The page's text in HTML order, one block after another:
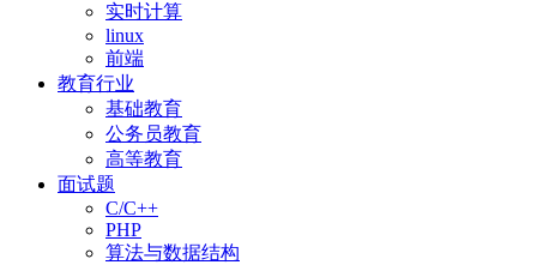
实时计算
linux
前端
教育行业
基础教育
公务员教育
高等教育
面试题
C/C++
PHP
算法与数据结构